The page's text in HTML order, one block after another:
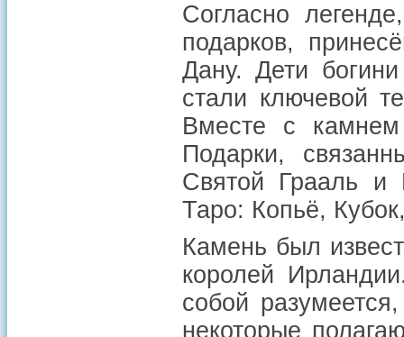
Согласно
подарков,
Дану. Дети
стали ключевой
Вместе с
Подарки,
Святой Грааль и
Таро: Копьё,
Камень был
королей
собой
некоторые